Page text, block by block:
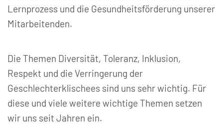
Lernprozess und die Gesundheitsförderung unserer
Mitarbeitenden.
Die Themen Diversität, Toleranz, Inklusion,
Respekt und die Verringerung der
Geschlechterklischees sind uns sehr wichtig. Für
diese und viele weitere wichtige Themen setzen
wir uns seit Jahren ein.